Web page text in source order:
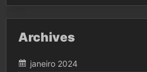
Archives
janeiro 2024